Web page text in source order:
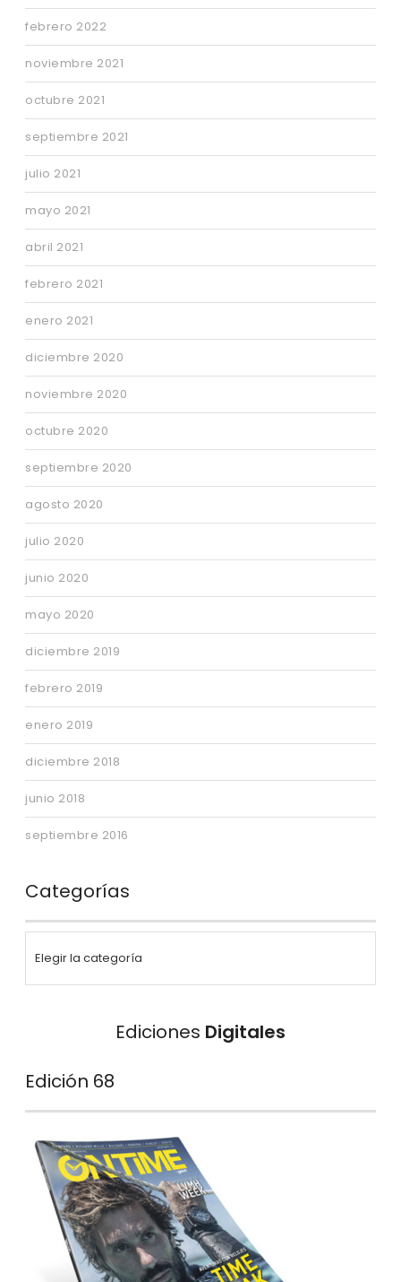
febrero 2022
noviembre 2021
octubre 2021
septiembre 2021
julio 2021
mayo 2021
abril 2021
febrero 2021
enero 2021
diciembre 2020
noviembre 2020
octubre 2020
septiembre 2020
agosto 2020
julio 2020
junio 2020
mayo 2020
diciembre 2019
febrero 2019
enero 2019
diciembre 2018
junio 2018
septiembre 2016
Categorías
Ediciones Digitales
Edición 68